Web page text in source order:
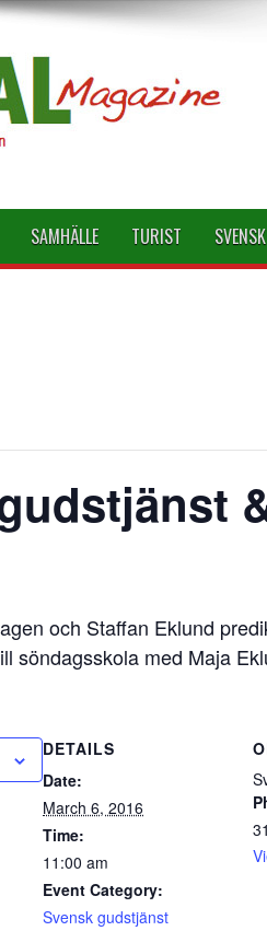
SAMHÄLLE TURIST
och Staffan Eklund
söndagsskola med Maja
DETAILS
Date:
March 6, 2016
Time:
11:00 am
Event Category:
Svensk gudstjänst